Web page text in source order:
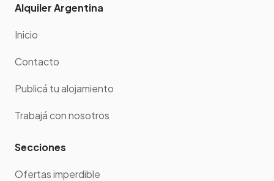
Alquiler Argentina
Inicio
Contacto
Publicá tu alojamiento
Trabajá con nosotros
Secciones
Ofertas imperdible